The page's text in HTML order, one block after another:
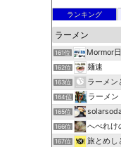
ランキング
161位 Mormor
162位 麺速
163位 ラーメン
164位 ラーメン
165位
166位 へべれけ
167位 旅とめし